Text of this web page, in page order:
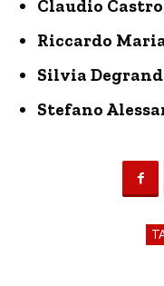
Claudio
Riccardo
Silvia
Stefano